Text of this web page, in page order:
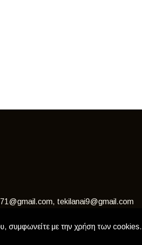
tekilanai9@gmail.com
συμφωνείτε με την χρήση των cookies.